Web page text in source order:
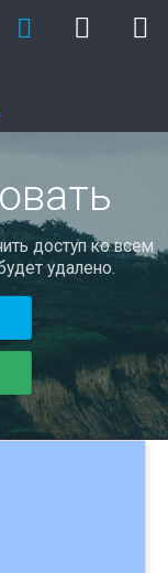
доступ ко всем
удалено.